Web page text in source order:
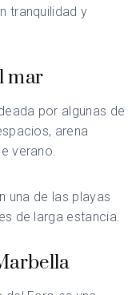
tranquilidad y
mar
por algunas de
arena
verano.
una de las playas
de larga estancia.